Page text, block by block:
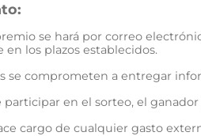
se hará por correo
los plazos establecidos.
se comprometen a entregar
participar en el sorteo, el
cargo de cualquier gasto